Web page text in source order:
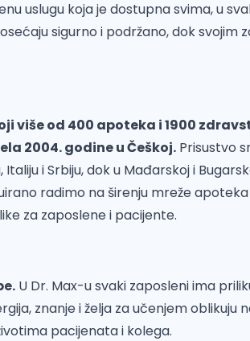
uslugu koja je dostupna svima, u
sigurno i podržano, dok svojim
više od 400 apoteka i 1900
2004. godine u Češkoj. Prisustvo
Italiju i Srbiju, dok u Mađarskoj i
radimo na širenju mreže
za zaposlene i pacijente.
U Dr. Max-u svaki zaposleni ima
znanje i želja za učenjem oblikuju
pacijenata i kolega.